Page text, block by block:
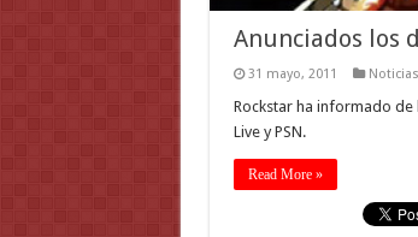
Anunciados los
31 mayo, 2011 Noticias
Rockstar ha informado
Live y PSN.
Read More »